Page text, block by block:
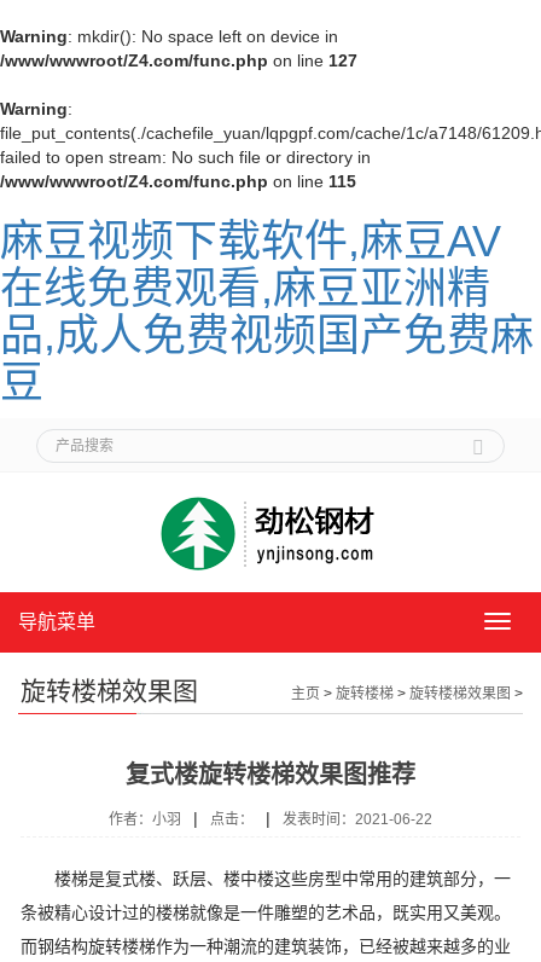
Warning: mkdir(): No space left on device in
/www/wwwroot/Z4.com/func.php on line 127
Warning:
file_put_contents(./cachefile_yuan/lqpgpf.com/cache/1c/a7148/
failed to open stream: No such file or directory in
/www/wwwroot/Z4.com/func.php on line 115
麻豆视频下载软件,麻豆AV
在线免费观看,麻豆亚洲精
品,成人免费视频国产免费麻
豆
导
单
导航菜单
旋转楼梯效果图 主页 > 旋转楼梯 > 旋转楼梯效果图 >
复式楼旋转楼梯效果图推荐
作者：小羽 | 点击： | 发表时间：2021-06-22
楼梯是复式楼、跃层、楼中楼这些房型中常用的建筑部分，一
条被精心设计过的楼梯就像是一件雕塑的艺术品，既实用又美观。
而钢结构旋转楼梯作为一种潮流的建筑装饰，已经被越来越多的业